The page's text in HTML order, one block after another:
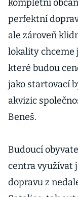
kompletní
perfektní
ale zároveň
lokality chceme
které budou
jako startovací
akvizic
Beneš.
Budoucí
centra využívat
dopravu z